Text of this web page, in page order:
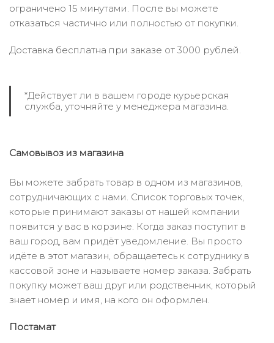
ограничено 15 минутами. После вы можете
отказаться частично или полностью от покупки.
Доставка бесплатна при заказе от 3000 рублей.
*Действует ли в вашем городе курьерская
служба, уточняйте у менеджера магазина.
Самовывоз из магазина
Вы можете забрать товар в одном из магазинов,
сотрудничающих с нами. Список торговых точек,
которые принимают заказы от нашей компании
появится у вас в корзине. Когда заказ поступит в
ваш город, вам придёт уведомление. Вы просто
идёте в этот магазин, обращаетесь к сотруднику в
кассовой зоне и называете номер заказа. Забрать
покупку может ваш друг или родственник, который
знает номер и имя, на кого он оформлен.
Постамат